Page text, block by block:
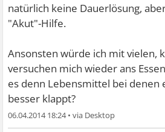
natürlich keine Dauerlösung,
"Akut"-Hilfe.
Ansonsten würde ich mit vielen,
versuchen mich wieder ans
es denn Lebensmittel bei denen
besser klappt?
06.04.2014 18:24•